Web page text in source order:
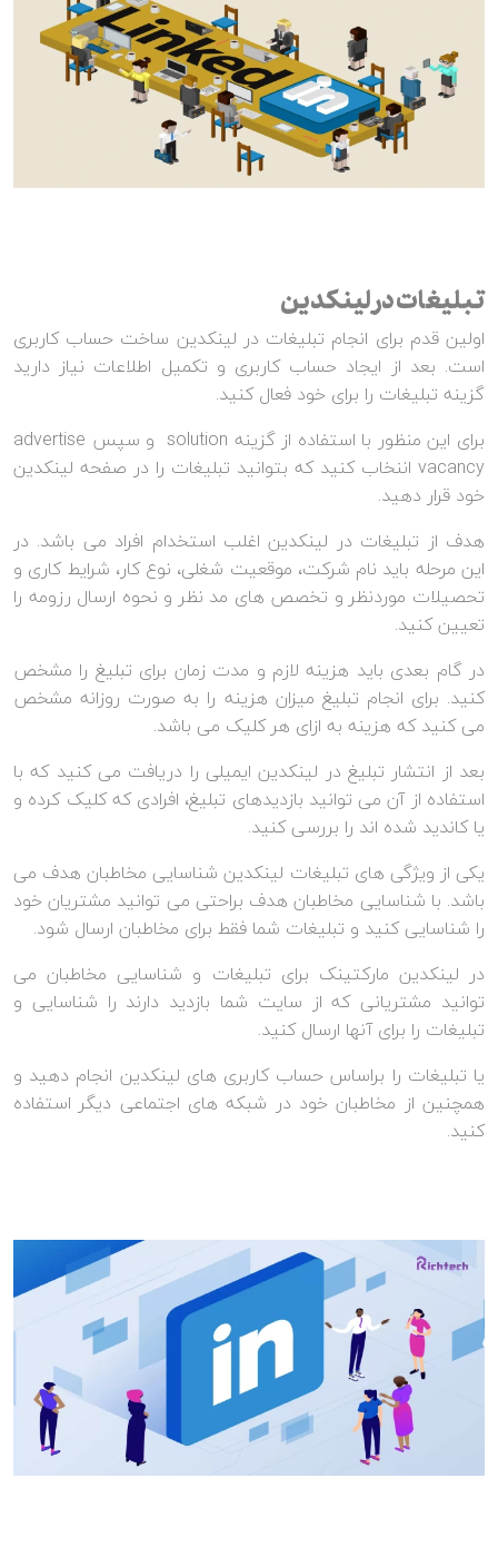
تبلیغات در لینکدین
اولین قدم برای انجام تبلیغات در لینکدین ساخت حساب کاربری
است. بعد از ایجاد حساب کاربری و تکمیل اطلاعات نیاز دارید
گزینه تبلیغات را برای خود فعال کنید.
برای این منظور با استفاده از گزینه solution و سپس advertise
vacancy اننخاب کنید که بتوانید تبلیغات را در صفحه لینکدین
خود قرار دهید.
هدف از تبلیغات در لینکدین اغلب استخدام افراد می باشد. در
این مرحله باید نام شرکت، موقعیت شغلی، نوع کار، شرایط کاری و
تحصیلات موردنظر و تخصص های مد نظر و نحوه ارسال رزومه را
تعیین کنید.
در گام بعدی باید هزینه لازم و مدت زمان برای تبلیغ را مشخص
کنید. برای انجام تبلیغ میزان هزینه را به صورت روزانه مشخص
می کنید که هزینه به ازای هر کلیک می باشد.
بعد از انتشار تبلیغ در لینکدین ایمیلی را دریافت می کنید که با
استفاده از آن می توانید بازدیدهای تبلیغ، افرادی که کلیک کرده و
یا کاندید شده اند را بررسی کنید.
یکی از ویژگی های تبلیغات لینکدین شناسایی مخاطبان هدف می
باشد. با شناسایی مخاطبان هدف براحتی می توانید مشتریان خود
را شناسایی کنید و تبلیغات شما فقط برای مخاطبان ارسال شود.
در لینکدین مارکتینک برای تبلیغات و شناسایی مخاطبان می
توانید مشتریانی که از سایت شما بازدید دارند را شناسایی و
تبلیغات را برای آنها ارسال کنید.
یا تبلیغات را براساس حساب کاربری های لینکدین انجام دهید و
همچنین از مخاطبان خود در شبکه های اجتماعی دیگر استفاده
کنید.